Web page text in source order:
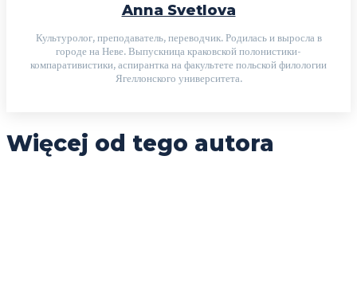
Anna Svetlova
Культуролог, преподаватель, переводчик. Родилась и выросла в
городе на Неве. Выпускница краковской полонистики-
компаративистики, аспирантка на факультете польской филологии
Ягеллонского университета.
Więcej od tego autora